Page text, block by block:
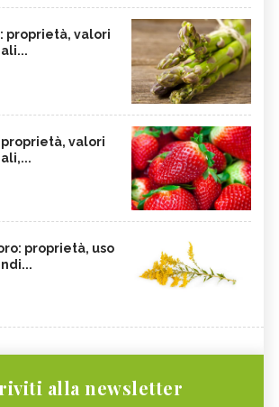
proprietà, valori
valori
proprietà, uso
alla newsletter